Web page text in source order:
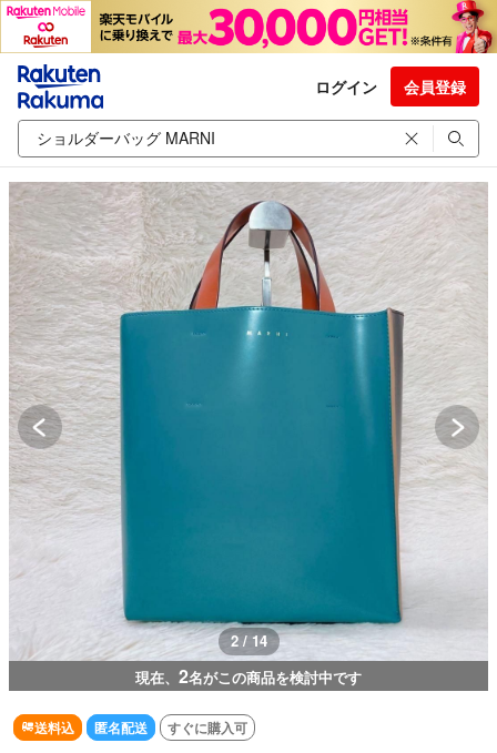
ログイン 会員登録
3 / 14
現在、 2名がこの商品を検討中です
送料込 匿名配送 すぐに購入可